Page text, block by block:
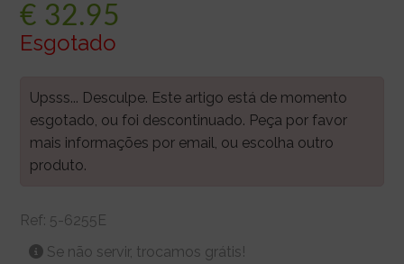
€ 32.95
Esgotado
Upsss... Desculpe. Este artigo está de momento
esgotado, ou foi descontinuado. Peça por favor
mais informações por email, ou escolha outro
produto.
Ref: 5-6255E
Se não servir, trocamos grátis!